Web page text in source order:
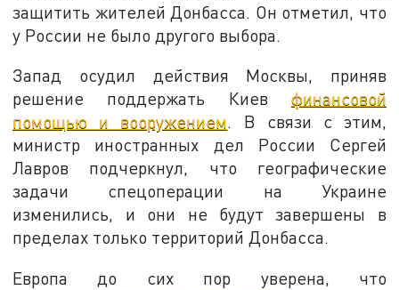
защитить жителей Донбасса. Он отметил, что
у России не было другого выбора.
Запад осудил действия Москвы, приняв
решение поддержать Киев финансовой
помощью и вооружением. В связи с этим,
министр иностранных дел России Сергей
Лавров подчеркнул, что географические
задачи спецоперации на Украине
изменились, и они не будут завершены в
пределах только территорий Донбасса.
Европа до сих пор уверена, что